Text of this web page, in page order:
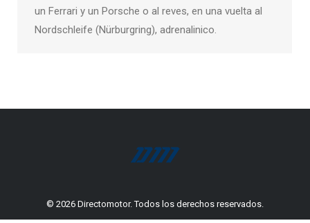
un Ferrari y un Porsche o al reves, en una vuelta al
Nordschleife (Nürburgring), adrenalinico.
© 2026 Directomotor. Todos los derechos reservados.